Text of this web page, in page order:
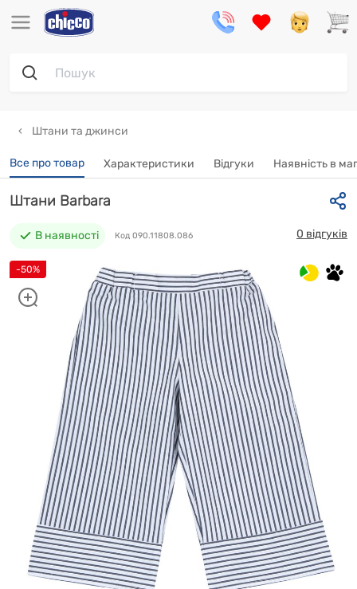
Штани та джинси
Все про товар Характеристики Відгуки Наявність в
-50%
Штани Barbara
В наявності Код 090.11808.086 0 відгуків